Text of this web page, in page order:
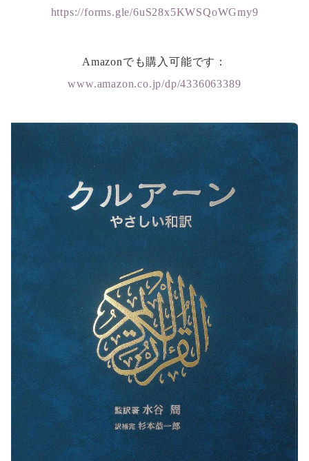
https://forms.gle/6uS28x5KWSQoWGmy9
Amazonでも購入可能です：
www.amazon.co.jp/dp/4336063389